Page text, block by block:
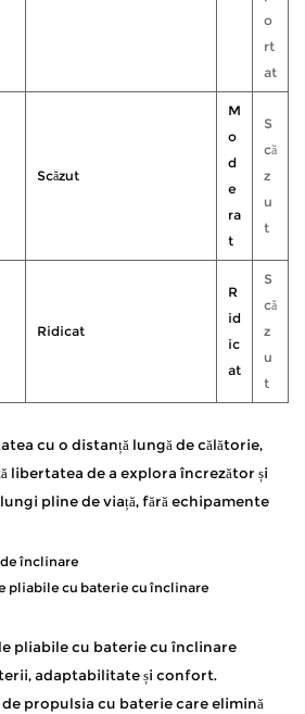
o
rt
at
Scăzut
M
o
d
e
ra
t
S
că
z
u
t
Ridicat
R
id
ic
at
S
că
z
u
t
cu o distanță lungă de călătorie,
libertatea de a explora încrezător și
pline de viață, fără echipamente
înclinare
pliabile cu baterie cu înclinare
pliabile cu baterie cu înclinare
adaptabilitate și confort.
propulsia cu baterie care elimină